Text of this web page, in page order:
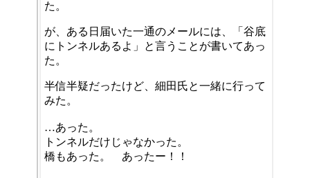
た。
が、ある日届いた一通のメールには、「谷底
にトンネルあるよ」と言うことが書いてあっ
た。
半信半疑だったけど、細田氏と一緒に行って
みた。
…あった。
トンネルだけじゃなかった。
橋もあった。 あったー！！